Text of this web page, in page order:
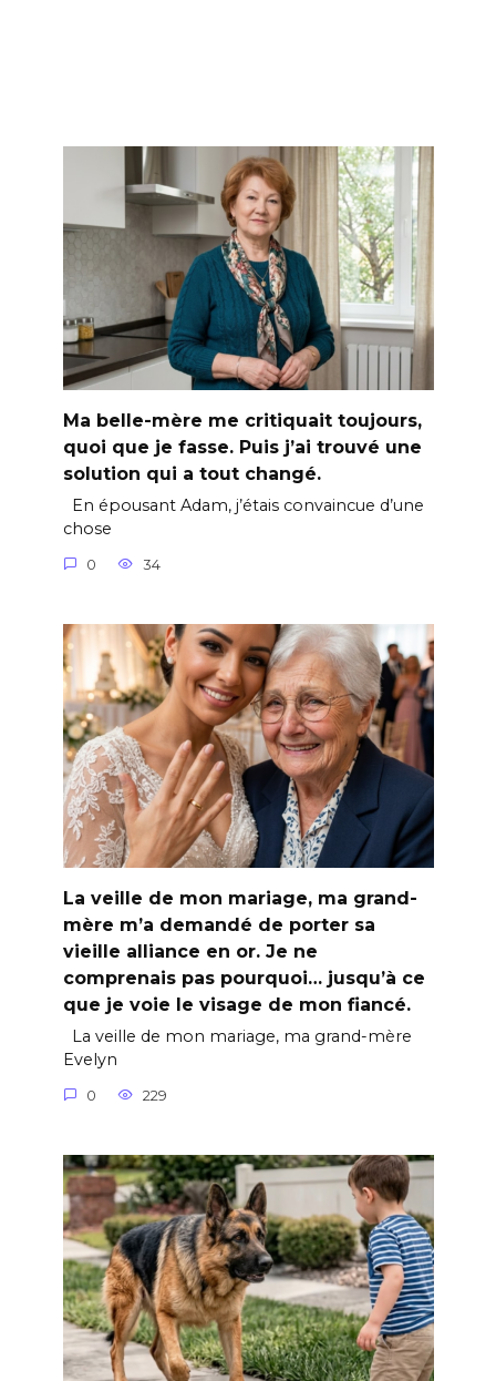
Ma belle-mère me critiquait toujours,
quoi que je fasse. Puis j’ai trouvé une
solution qui a tout changé.
En épousant Adam, j’étais convaincue d’une
chose
0 34
La veille de mon mariage, ma grand-
mère m’a demandé de porter sa
vieille alliance en or. Je ne
comprenais pas pourquoi… jusqu’à ce
que je voie le visage de mon fiancé.
La veille de mon mariage, ma grand-mère
Evelyn
0 229